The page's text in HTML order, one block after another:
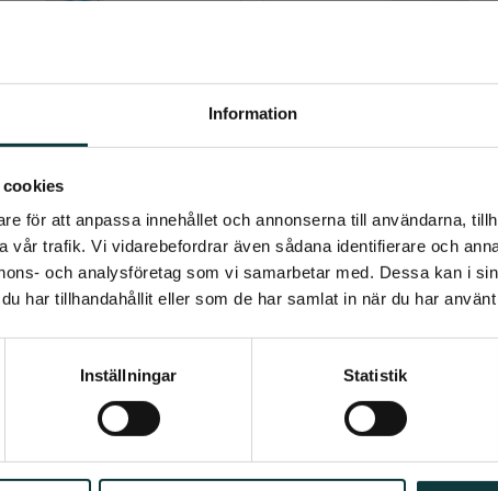
Information
för att anpassa innehållet och annonserna till användarna,
vår trafik. Vi vidarebefordrar även sådana identifierare och
och analysföretag som vi samarbetar med. Dessa kan i
har tillhandahållit eller som de har samlat in när du har
Inställningar Statistik
natriumkloridlösning
rengöring av ögon, sår och
59kr
Info
En antiseptisk spray för
rengöring av skadad hud på
mindre hudskador eller utslag,
tassar
på Emmishopens
direkt i din inkorg
Prenumerera
behandlas i enlighet med vår